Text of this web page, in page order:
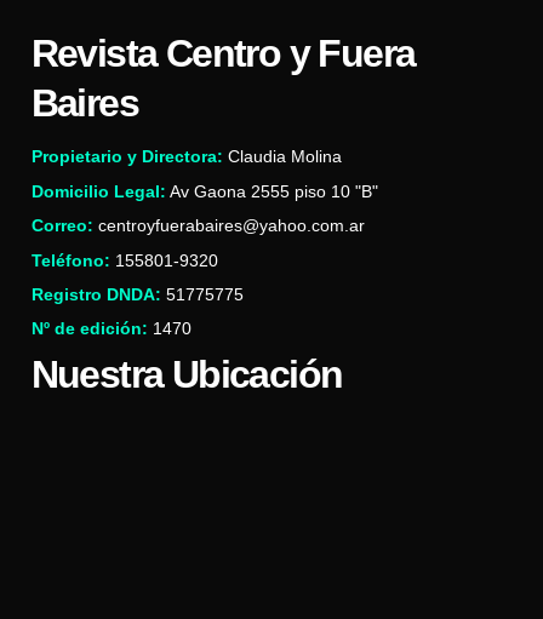
Revista Centro y Fuera
Baires
Propietario y Directora: Claudia Molina
Domicilio Legal: Av Gaona 2555 piso 10 "B"
Correo: centroyfuerabaires@yahoo.com.ar
Teléfono: 155801-9320
Registro DNDA: 51775775
Nº de edición: 1470
Nuestra Ubicación